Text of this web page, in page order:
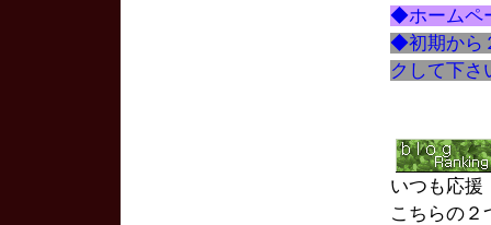
◆ホームペ
◆初期から
クして下さ
いつも応援
こちらの２